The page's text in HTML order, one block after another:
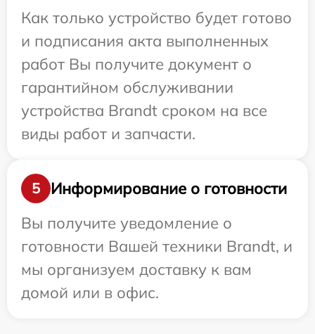
Как только устройство будет готово
и подписания акта выполненных
работ Вы получите документ о
гарантийном обслуживании
устройства Brandt сроком на все
виды работ и запчасти.
5
Информирование о готовности
Вы получите уведомление о
готовности Вашей техники Brandt, и
мы организуем доставку к вам
домой или в офис.